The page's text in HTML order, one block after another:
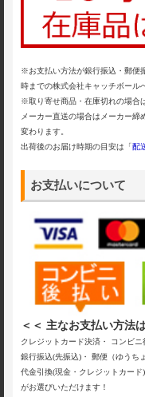
※お支払い方法が銀行振込・郵便
時までの株式会社キャッチボール
※取り寄せ商品・在庫切れの場合
メーカー直送の場合はメーカー締
変わります。
出荷後のお届け時期の目安は「配
お支払いについて
＜＜ 主なお支払い方法
クレジットカード決済・ コンビニ
銀行振込(先振込)・ 郵便（ゆうち
代金引換(現金・クレジットカード)
がお選びいただけます！